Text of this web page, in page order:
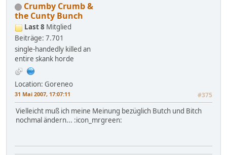
Crumby Crumb &
the Cunty Bunch
Last 8 Mitglied
Beiträge: 7.701
single-handedly killed an
entire skank horde
Location: Goreneo
31 Mai 2007, 17:07:11 #375
Vielleicht muß ich meine Meinung bezüglich Butch und Bitch
nochmal ändern... :icon_mrgreen: